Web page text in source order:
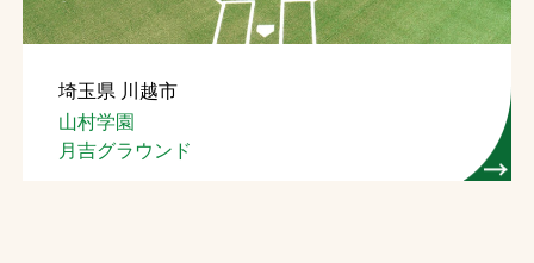
お問合せ
お取引先の皆様へ
埼玉県 川越市
山村学園
月吉グラウンド